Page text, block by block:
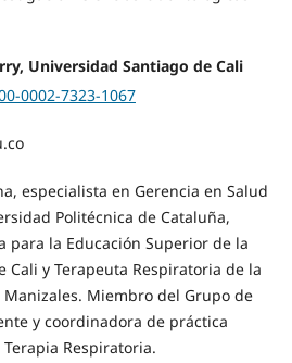
Universidad Santiago de Cali
0002-7323-1067
especialista en Gerencia en Salud
Politécnica de Cataluña,
para la Educación Superior de la
Cali y Terapeuta Respiratoria de la
Miembro del Grupo de
y coordinadora de práctica
Respiratoria.